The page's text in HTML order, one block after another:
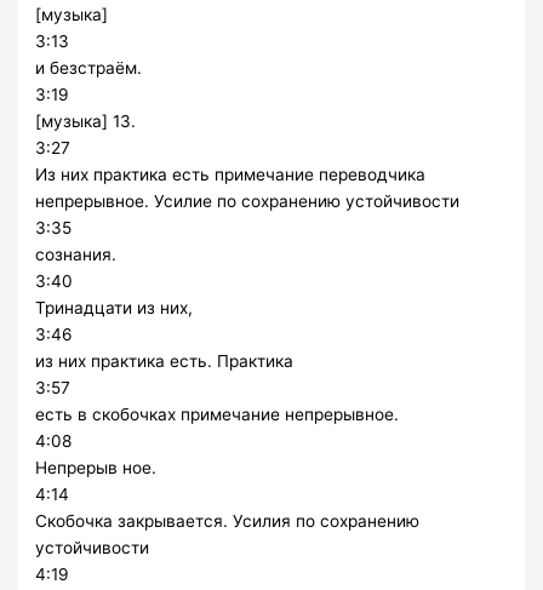
[музыка]
3:13
и безстраём.
3:19
[музыка] 13.
3:27
Из них практика есть примечание переводчика
непрерывное. Усилие по сохранению устойчивости
3:35
сознания.
3:40
Тринадцати из них,
3:46
из них практика есть. Практика
3:57
есть в скобочках примечание непрерывное.
4:08
Непрерыв ное.
4:14
Скобочка закрывается. Усилия по сохранению
устойчивости
4:19